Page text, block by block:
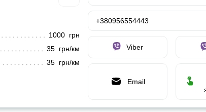
1000 грн
35 грн/км
35 грн/км
+380956554443
Viber
Email